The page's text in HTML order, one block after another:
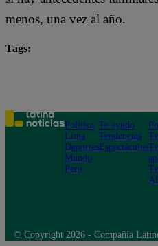
menos, una vez al año.
Tags:
Política
Lima
Deportes
Mundo
Perú
Te ayudo
Tendencias
Espectáculos
© Copyright 2026 - Compañía